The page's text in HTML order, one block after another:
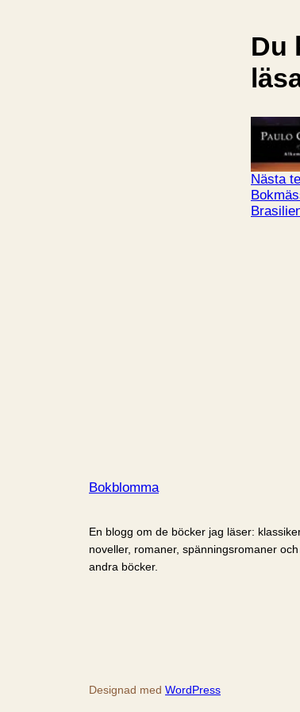
Du
Nästa
Bokblomma
En blogg om de böcker jag läser:
noveller, romaner, spänningsromaner och
andra böcker.
Designad med WordPress